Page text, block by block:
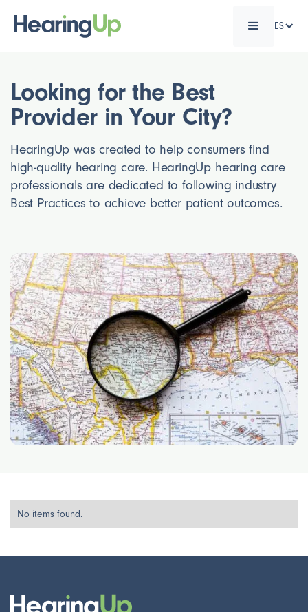
ES
Looking for the Best
Provider in Your City?
HearingUp was created to help consumers find
high-quality hearing care. HearingUp hearing care
professionals are dedicated to following industry
Best Practices to achieve better patient outcomes.
No items found.